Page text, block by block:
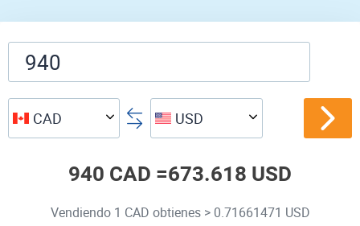
CAD USD
940 CAD =673.618 USD
Vendiendo 1 CAD obtienes > 0.71661471 USD